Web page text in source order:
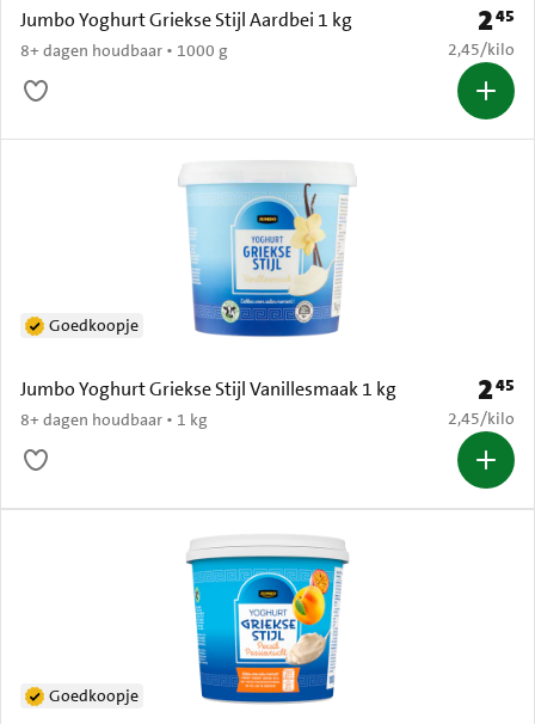
Jumbo Yoghurt Griekse Stijl Aardbei 1 kg
8+ dagen houdbaar • 1000 g
Prijs:
245
€ 2,45 per
2,45/kilo
Jumbo Yoghurt Griekse Stijl Vanillesmaak 1 kg
8+ dagen houdbaar • 1 kg
Goedkoopje
Prijs:
245
€ 2,45 per
2,45/kilo
Goedkoopje